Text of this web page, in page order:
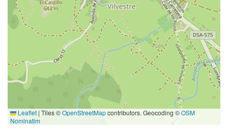
Leaflet | Tiles ©OpenStreetMapcontributors. Geocoding ©OSM
Nominatim